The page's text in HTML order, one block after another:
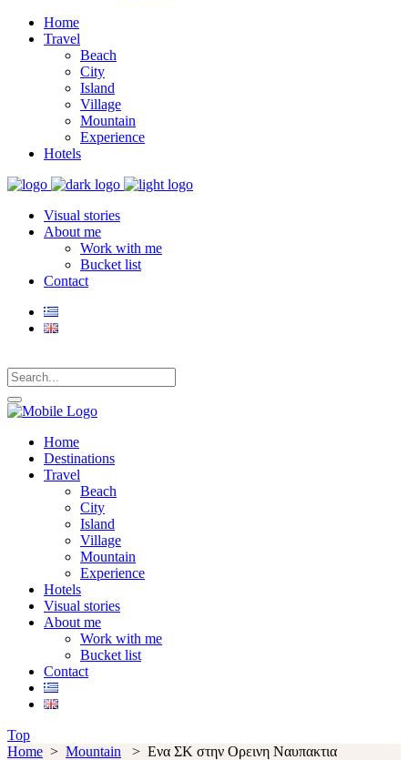
Home
Travel
Beach
City
Island
Village
Mountain
Experience
Hotels
Visual stories
About me
Work with me
Bucket list
Contact
Home
Destinations
Travel
Beach
City
Island
Village
Mountain
Experience
Hotels
Visual stories
About me
Work with me
Bucket list
Contact
Top
Home > Mountain > Ενα ΣΚ στην Ορεινη Ναυπακτια